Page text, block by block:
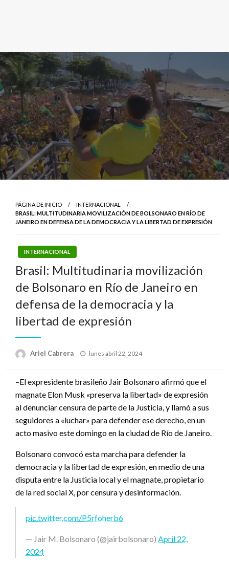
PÁGINA DE INICIO
INTERNACIONAL
BRASIL: MULTITUDINARIA MOVILIZACIÓN DE BOLSONARO EN RÍO DE
JANEIRO EN DEFENSA DE LA DEMOCRACIA Y LA LIBERTAD DE EXPRESIÓN
INTERNACIONAL
Brasil: Multitudinaria movilización
de Bolsonaro en Río de Janeiro en
defensa de la democracia y la
libertad de expresión
Ariel Cabrera
Publicado
lunes abril 22, 2024
–El expresidente brasileño Jair Bolsonaro afirmó que el
magnate Elon Musk «preserva la libertad» de expresión
al denunciar censura de parte de la Justicia, y llamó a sus
seguidores a «luchar» para defender ese derecho, en un
acto masivo este domingo en la ciudad de Río de Janeiro.
Bolsonaro convocó esta marcha para defender la
democracia y la libertad de expresión, en medio de una
disputa entre la Justicia local y el magnate, propietario
de la red social X, por censura y desinformación.
pic.twitter.com/P5rfoherb6
— Jair M. Bolsonaro (@jairbolsonaro) April 22,
2024